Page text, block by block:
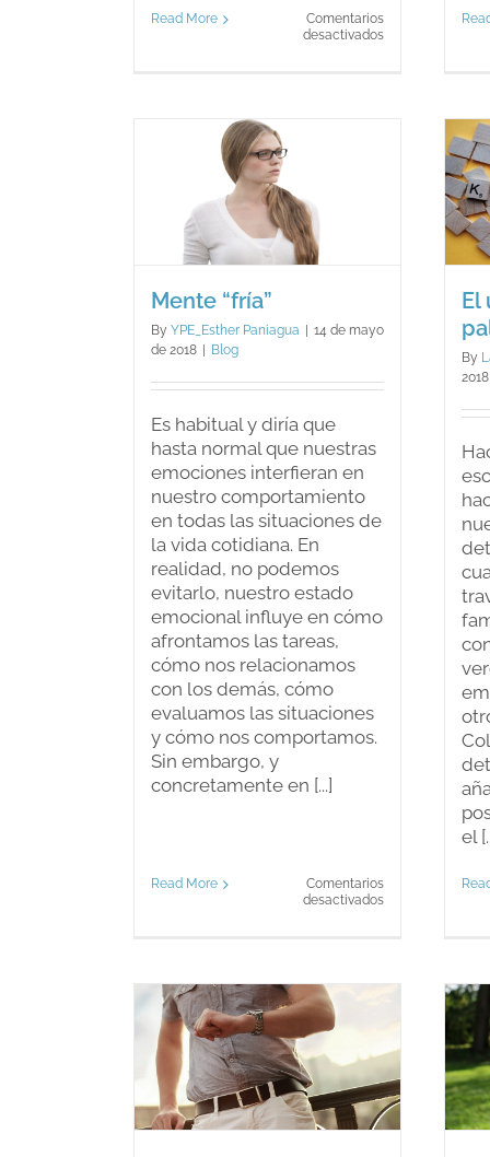
Read More
Comentarios
desactivadosen
Mente “fría”
By YPE_Esther Paniagua
14 de mayo
de 2018
Blog
Es habitual y diría que
hasta normal que nuestras
emociones interfieran en
nuestro comportamiento
en todas las situaciones de
la vida cotidiana. En
realidad, no podemos
evitarlo, nuestro estado
emocional influye en cómo
afrontamos las tareas,
cómo nos relacionamos
con los demás, cómo
evaluamos las situaciones
y cómo nos comportamos.
Sin embargo, y
concretamente en [...]
Read More
Comentarios
desactivadosen
El uso erróneo de
las palabras.
Blog
El
By
2018
el
La violencia en los
humanos
Blog